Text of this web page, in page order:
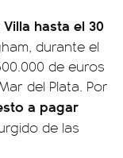
hasta el 30
durante el
de euros
del Plata. Por
a pagar
de las